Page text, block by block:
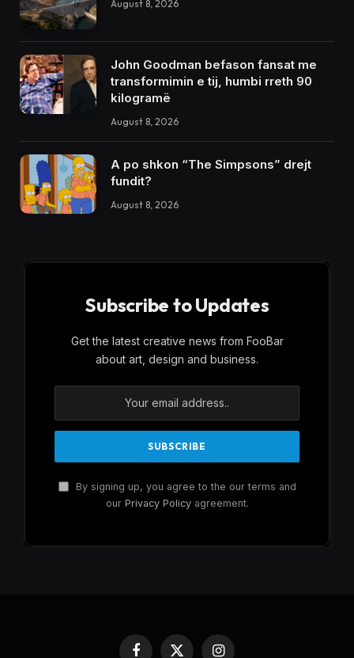
August 8, 2026
John Goodman befason fansat me
transformimin e tij, humbi rreth 90
kilogramë
August 8, 2026
A po shkon “The Simpsons” drejt
fundit?
August 8, 2026
Subscribe to Updates
Get the latest creative news from FooBar
about art, design and business.
By signing up, you agree to the our terms and
our Privacy Policyagreement.